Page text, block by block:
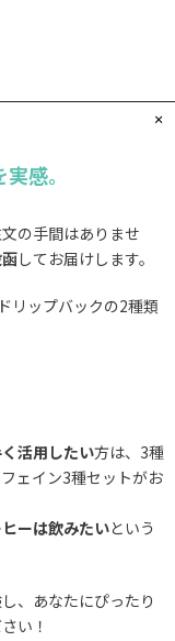
感。
の手間はありませ
してお届けします。
リップバックの2種類
活用したい方は、3種
ェイン3種セットがお
ーは飲みたいという
、あなたにぴったり
い！